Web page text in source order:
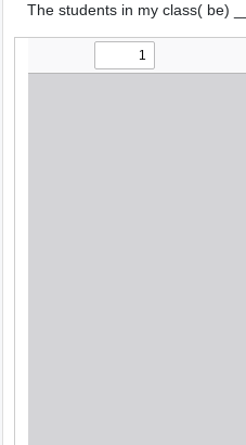
The students in my class( be)